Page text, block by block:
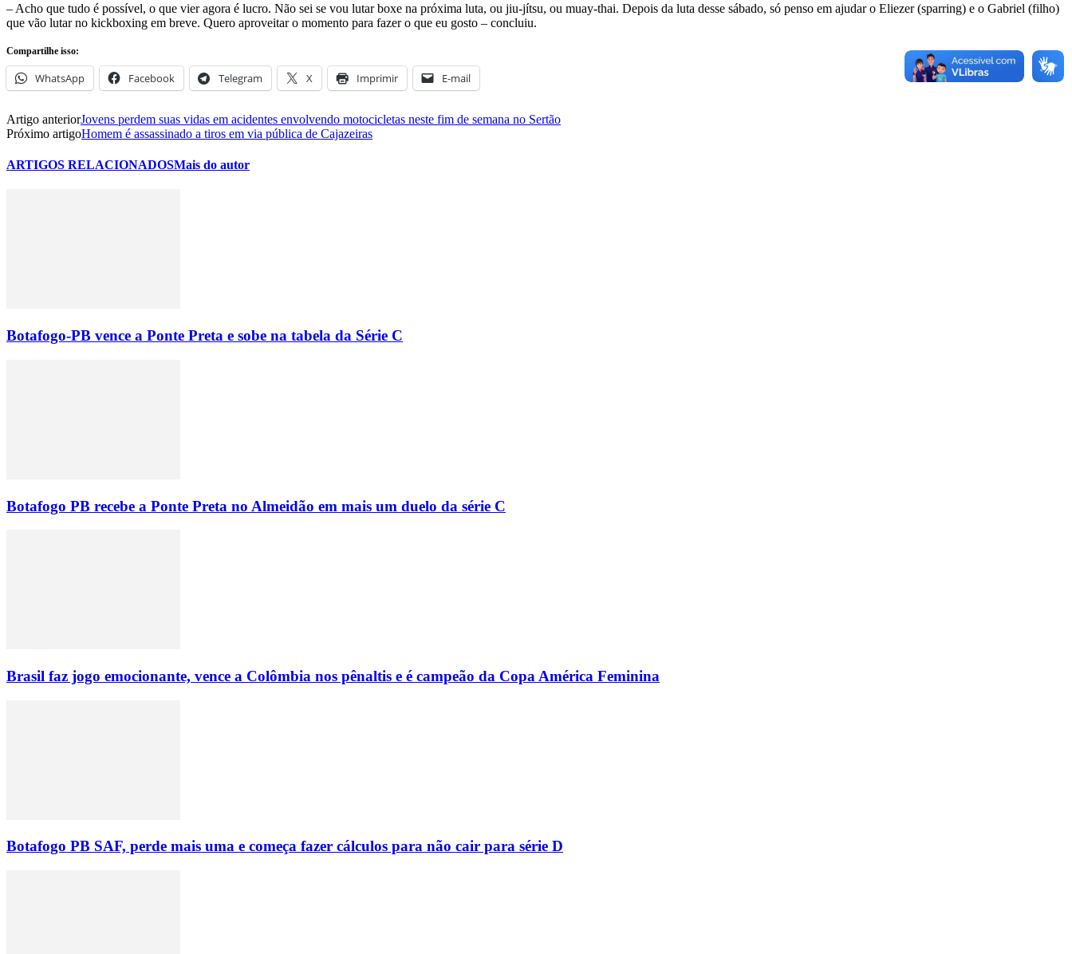
– Acho que tudo é possível, o que vier agora é lucro. Não sei se vou lutar boxe na próxima luta, ou jiu-jítsu, ou muay-thai. Depois da luta desse sábado, só penso em ajudar o Eliezer (sparring) e o Gabriel (filho)
que vão lutar no kickboxing em breve. Quero aproveitar o momento para fazer o que eu gosto – concluiu.
Compartilhe isso:
WhatsApp Facebook Telegram X Imprimir E-mail
Artigo anteriorJovens perdem suas vidas em acidentes envolvendo motocicletas neste fim de semana no Sertão
Próximo artigoHomem é assassinado a tiros em via pública de Cajazeiras
ARTIGOS RELACIONADOSMais do autor
Botafogo-PB vence a Ponte Preta e sobe na tabela da Série C
Botafogo PB recebe a Ponte Preta no Almeidão em mais um duelo da série C
Brasil faz jogo emocionante, vence a Colômbia nos pênaltis e é campeão da Copa América Feminina
Botafogo PB SAF, perde mais uma e começa fazer cálculos para não cair para série D